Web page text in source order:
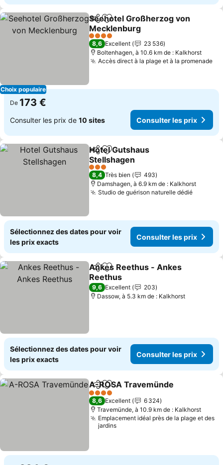
Choix populaire
PartagerAjouter à mes favoris
Seehotel Großherzog von
Mecklenburg
Consulter les prix
4 Étoiles
8,6 Excellent
23 536
Boltenhagen, à 10.6 km de : Kalkhorst
Accès direct à la plage et à la promenade
De 173 €
Consulter les prix de 10 sites Consulter les prix
PartagerAjouter à mes favoris
Hotel Gutshaus
Stellshagen
Consulter les prix
3 Étoiles
8,4 Très bien
493
Damshagen, à 6.9 km de : Kalkhorst
Studio de guérison naturelle dédié
Sélectionnez des dates pour voir
les prix exacts
Consulter les prix
PartagerAjouter à mes favoris
Ankes Reethus - Ankes
Reethus
Consulter les prix
9,6 Excellent
203
Dassow, à 5.3 km de : Kalkhorst
Sélectionnez des dates pour voir
les prix exacts
Consulter les prix
PartagerAjouter à mes favoris
A-ROSA Travemünde
4 Étoiles
8,6 Excellent
6 324
Travemünde, à 10.9 km de : Kalkhorst
Emplacement idéal près de la plage et des
jardins